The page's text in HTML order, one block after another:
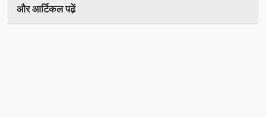
और आर्टिकल पढे़ं